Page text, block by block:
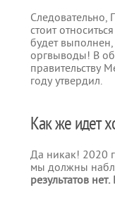
Следовательно,
стоит
будет
оргвыводы! В
правительству
году утвердил.
Как же идет
Да никак! 2020
мы должны
результатов